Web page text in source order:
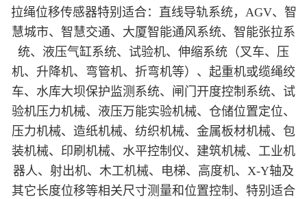
拉绳位移传感器特别适合：直线导轨系统，AGV、智
慧城市、智慧交通、大厦智能通风系统、智能张拉系
统、液压气缸系统、试验机、伸缩系统（叉车、压
机、升降机、弯管机、折弯机等）、起重机或缆绳绞
车、水库大坝保护监测系统、闸门开度控制系统、试
验机压力机械、液压万能实验机械、仓储位置定位、
压力机械、造纸机械、纺织机械、金属板材机械、包
装机械、印刷机械、水平控制仪、建筑机械、工业机
器人、射出机、木工机械、电梯、高度机、X-Y轴及
其它长度位移等相关尺寸测量和位置控制、特别适合